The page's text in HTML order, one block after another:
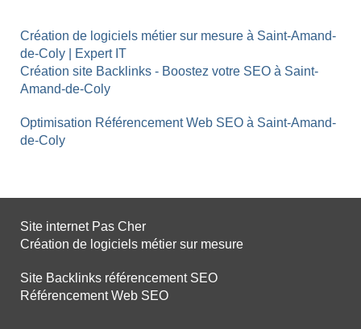
Création de logiciels métier sur mesure à Saint-Amand-
de-Coly | Expert IT
Création site Backlinks - Boostez votre SEO à Saint-
Amand-de-Coly
Optimisation Référencement Web SEO à Saint-Amand-
de-Coly
Site internet Pas Cher
Création de logiciels métier sur mesure
Site Backlinks référencement SEO
Référencement Web SEO